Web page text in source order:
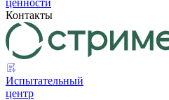
ценности
Контакты
Испытательный
центр